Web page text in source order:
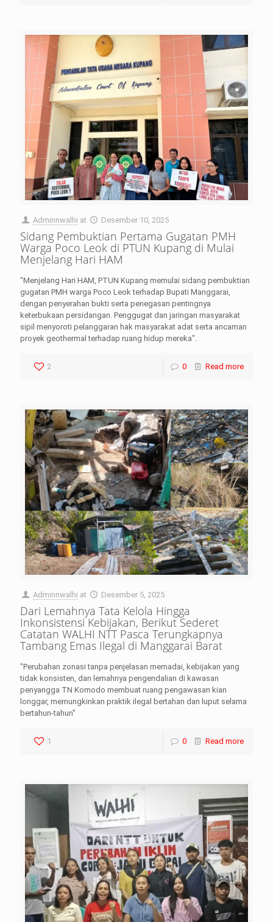
Adminnwalhi at Desember 10, 2025
Sidang Pembuktian Pertama Gugatan PMH
Warga Poco Leok di PTUN Kupang di Mulai
Menjelang Hari HAM
"Menjelang Hari HAM, PTUN Kupang memulai sidang pembuktian
gugatan PMH warga Poco Leok terhadap Bupati Manggarai,
dengan penyerahan bukti serta penegasan pentingnya
keterbukaan persidangan. Penggugat dan jaringan masyarakat
sipil menyoroti pelanggaran hak masyarakat adat serta ancaman
proyek geothermal terhadap ruang hidup mereka".
2 0 Read more
Adminnwalhi at Desember 5, 2025
Dari Lemahnya Tata Kelola Hingga
Inkonsistensi Kebijakan, Berikut Sederet
Catatan WALHI NTT Pasca Terungkapnya
Tambang Emas Ilegal di Manggarai Barat
"Perubahan zonasi tanpa penjelasan memadai, kebijakan yang
tidak konsisten, dan lemahnya pengendalian di kawasan
penyangga TN Komodo membuat ruang pengawasan kian
longgar, memungkinkan praktik ilegal bertahan dan luput selama
bertahun-tahun"
1 0 Read more